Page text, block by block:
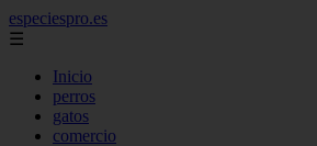
especiespro.es
☰
Inicio
perros
gatos
comercio